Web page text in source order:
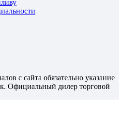
с сайта обязательно указание
Официальный дилер торговой